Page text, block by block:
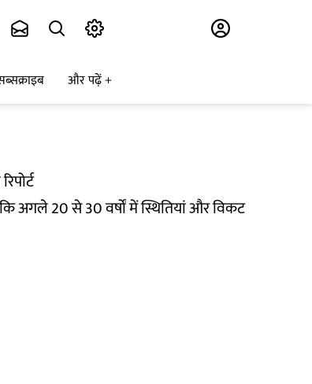
और पढ़ें
अगले 20 से 30 वर्षों में स्थितियां और विकट